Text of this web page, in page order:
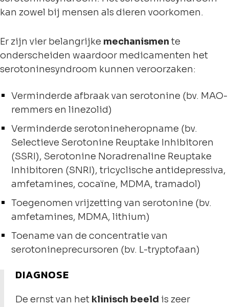
kan zowel bij mensen als dieren voorkomen.
Er zijn vier belangrijke mechanismen te
onderscheiden waardoor medicamenten het
serotoninesyndroom kunnen veroorzaken:
Verminderde afbraak van serotonine (bv. MAO-
remmers en linezolid)
Verminderde serotonineheropname (bv.
Selectieve Serotonine Reuptake Inhibitoren
(SSRI), Serotonine Noradrenaline Reuptake
Inhibitoren (SNRI), tricyclische antidepressiva,
amfetamines, cocaïne, MDMA, tramadol)
Toegenomen vrijzetting van serotonine (bv.
amfetamines, MDMA, lithium)
Toename van de concentratie van
serotonineprecursoren (bv. L-tryptofaan)
DIAGNOSE
De ernst van het klinisch beeld is zeer